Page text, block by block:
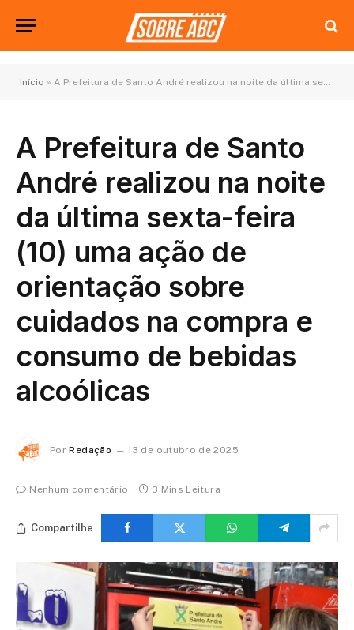
Início » A Prefeitura de Santo André realizou na noite da última sexta-feira (10) uma ação de orientação sobre cuidados na compra e consumo de bebidas alcoólicas
A Prefeitura de Santo
André realizou na noite
da última sexta-feira
(10) uma ação de
orientação sobre
cuidados na compra e
consumo de bebidas
alcoólicas
Por Redação 13 de outubro de 2025
Nenhum comentário 3 Mins Leitura
Compartilhe